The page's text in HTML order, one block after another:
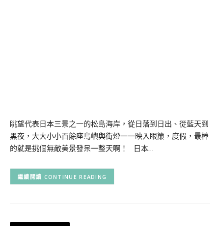
眺望代表日本三景之一的松島海岸，從日落到日出、從藍天到
黑夜，大大小小百餘座島嶼與街燈一一映入眼簾，度假，最棒
的就是挑個無敵美景發呆一整天啊！ 日本…
CONTINUE READING